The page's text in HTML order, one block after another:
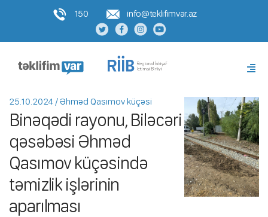
150 info@teklifimvar.az
25.10.2024 / Əhməd Qasımov küçəsi
Binəqədi rayonu, Biləcəri
qəsəbəsi Əhməd
Qasımov küçəsində
təmizlik işlərinin
aparılması